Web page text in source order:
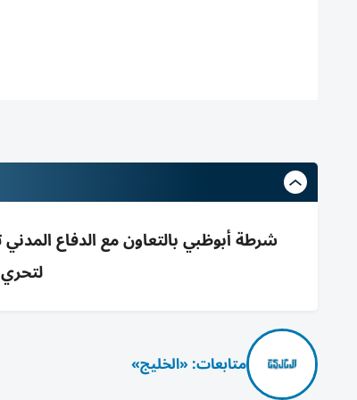
شرطة أبوظبي بالتعاون مع الدفاع
متابعات: «الخليج»